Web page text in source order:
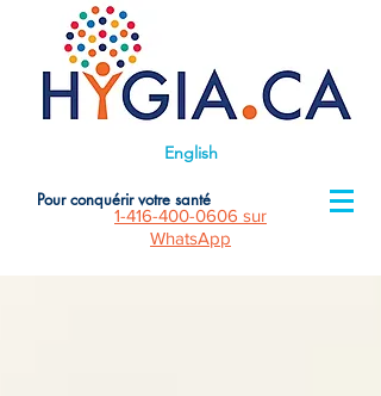
1-416-400-0606 sur
WhatsApp
Pour conquérir votre santé
English